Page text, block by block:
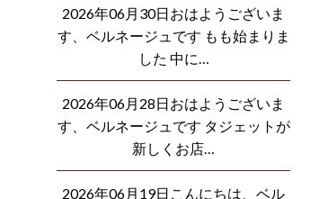
2026年06月30日おはようございま
す、ベルネージュです もも始まりま
した 中に…
2026年06月28日おはようございま
す、ベルネージュです タジェットが
新しくお店…
2026年06月19日こんにちは、ベル